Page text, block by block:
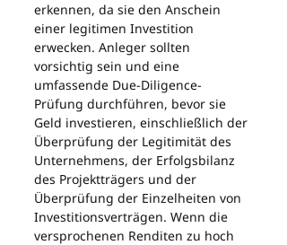
erkennen, da sie den Anschein
einer legitimen Investition
erwecken. Anleger sollten
vorsichtig sein und eine
umfassende Due-Diligence-
Prüfung durchführen, bevor sie
Geld investieren, einschließlich der
Überprüfung der Legitimität des
Unternehmens, der Erfolgsbilanz
des Projektträgers und der
Überprüfung der Einzelheiten von
Investitionsverträgen. Wenn die
versprochenen Renditen zu hoch